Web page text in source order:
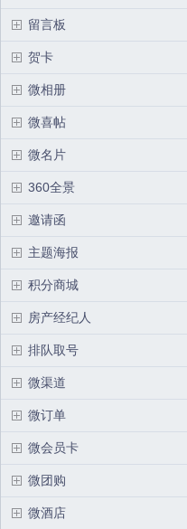
留言板
贺卡
微相册
微喜帖
微名片
360全景
邀请函
主题海报
积分商城
房产经纪人
排队取号
微渠道
微订单
微会员卡
微团购
微酒店